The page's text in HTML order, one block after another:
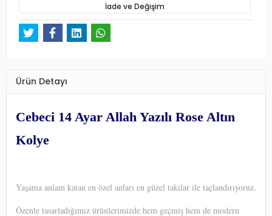
İade ve Değişim
Ürün Detayı
Cebeci 14 Ayar Allah Yazılı Rose Altın
Kolye
Yaşama anlam katan en özel anları en güzel takılar ile taçlandırıyoruz.
Özenle tasarladığımız ürünlerimizde hem geçmiş hem de modern